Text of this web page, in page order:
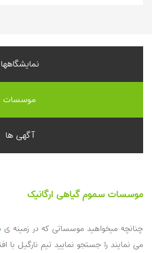
نمایشگاهها
موسسات
آگهی ها
موسسات سموم گیاهی ارگانیک
چنانچه میخواهید موسساتی که در زمینه ی
می نمایند را جستجو نمایید تیم نارگیل با